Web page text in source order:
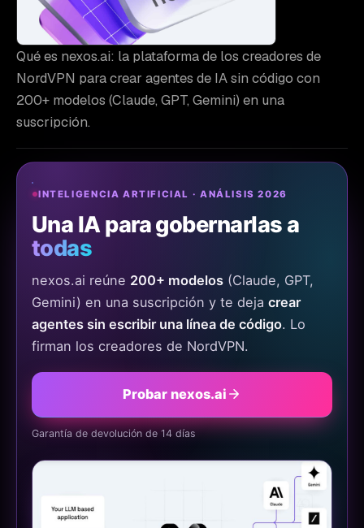
Qué es nexos.ai: la plataforma de los creadores de
NordVPN para crear agentes de IA sin código con
200+ modelos (Claude, GPT, Gemini) en una
suscripción.
INTELIGENCIA ARTIFICIAL · ANÁLISIS 2026
Una IA para gobernarlas a
todas
nexos.ai reúne 200+ modelos (Claude, GPT,
Gemini) en una suscripción y te deja crear
agentes sin escribir una línea de código. Lo
firman los creadores de NordVPN.
Probar nexos.ai
Garantía de devolución de 14 días